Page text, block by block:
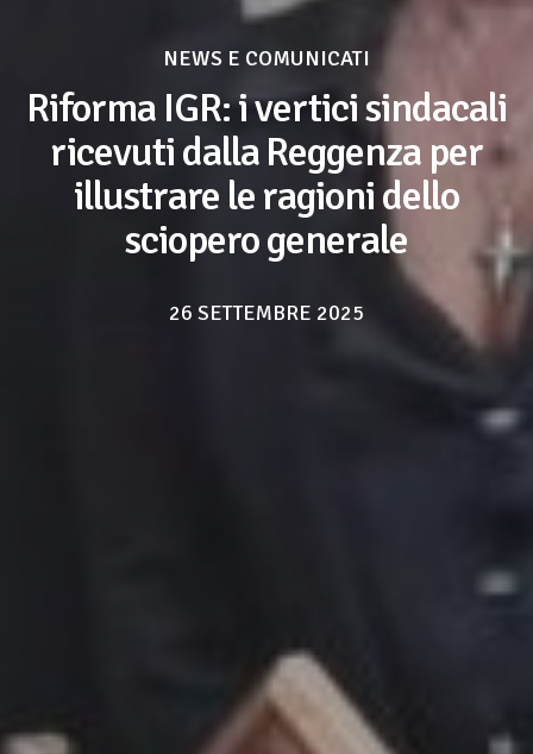
NEWS E COMUNICATI
Riforma IGR: i vertici sindacali
ricevuti dalla Reggenza per
illustrare le ragioni dello
sciopero generale
26 SETTEMBRE 2025